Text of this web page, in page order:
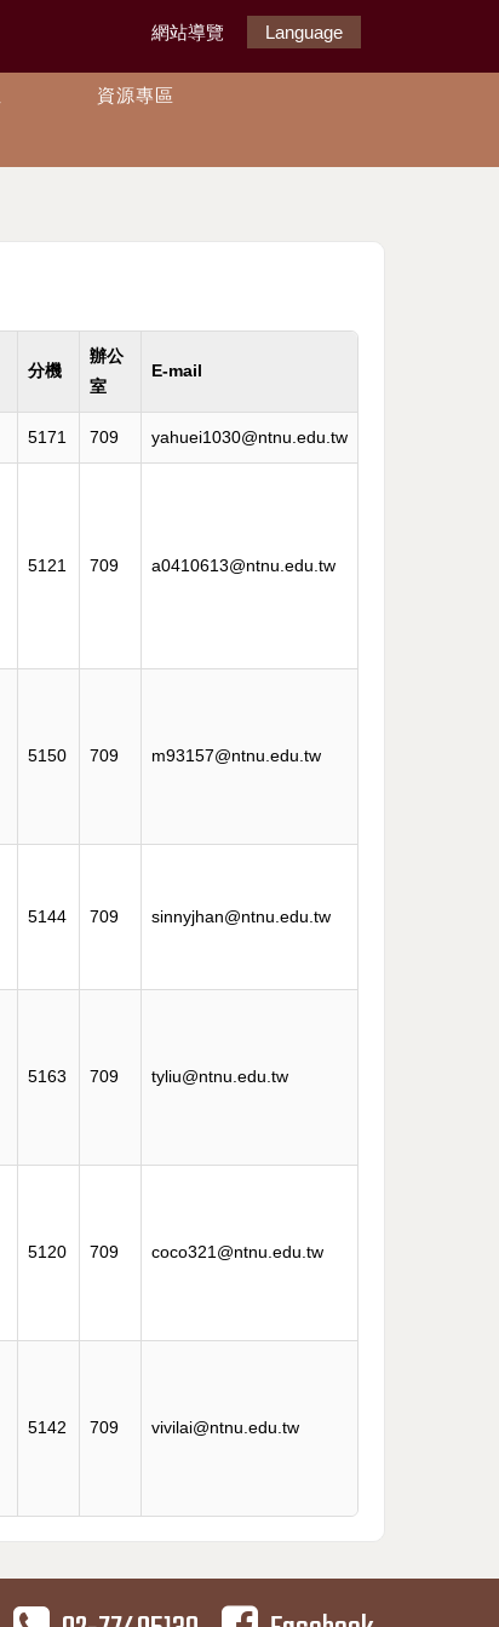
網站導覽 Language
資源專區
分機
辦公
室
E-mail
5171 709 yahuei1030@ntnu.edu.tw
5121 709 a0410613@ntnu.edu.tw
5150 709 m93157@ntnu.edu.tw
5144 709 sinnyjhan@ntnu.edu.tw
5163 709 tyliu@ntnu.edu.tw
5120 709 coco321@ntnu.edu.tw
5142 709 vivilai@ntnu.edu.tw